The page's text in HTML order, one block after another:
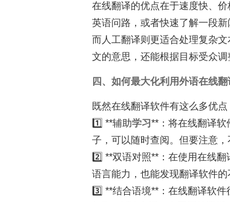
在线翻译的优点在于速度快、
英语问路，或者快速了解一段
而人工翻译则更适合处理复杂
文的意思，还能根据目标受众
四、如何最大化利用外语在线
既然在线翻译软件有这么多优
1️⃣ **辅助学习**：将在线翻译软
子，可以随时查阅。但要注意
2️⃣ **双语对照**：在使用在线
语言能力，也能发现翻译软件的
3️⃣ **结合语境**：在线翻译软